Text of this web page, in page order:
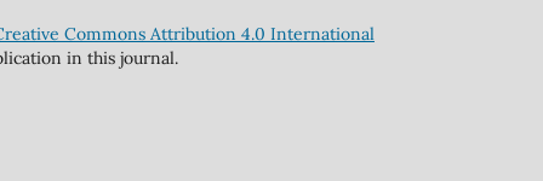
Commons Attribution 4.0 International
in this journal.